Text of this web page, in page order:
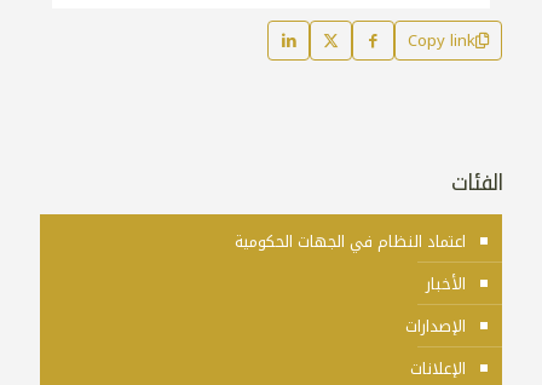
Copy link
الفئات
اعتماد النظام في الجهات الحكومية
الأخبار
الإصدارات
الإعلانات